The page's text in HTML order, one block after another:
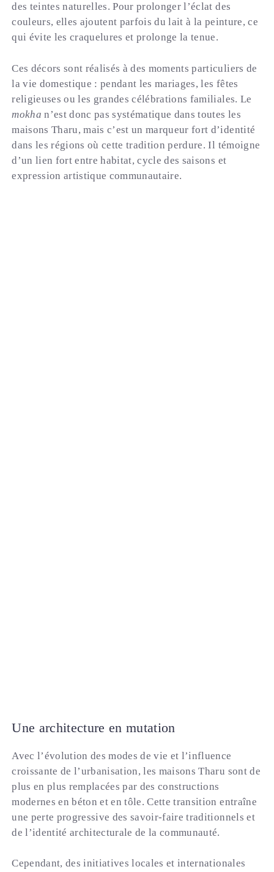
des teintes naturelles. Pour prolonger l’éclat des
couleurs, elles ajoutent parfois du lait à la peinture, ce
qui évite les craquelures et prolonge la tenue.
Ces décors sont réalisés à des moments particuliers de
la vie domestique : pendant les mariages, les fêtes
religieuses ou les grandes célébrations familiales. Le
mokha n’est donc pas systématique dans toutes les
maisons Tharu, mais c’est un marqueur fort d’identité
dans les régions où cette tradition perdure. Il témoigne
d’un lien fort entre habitat, cycle des saisons et
expression artistique communautaire.
Une architecture en mutation
Avec l’évolution des modes de vie et l’influence
croissante de l’urbanisation, les maisons Tharu sont de
plus en plus remplacées par des constructions
modernes en béton et en tôle. Cette transition entraîne
une perte progressive des savoir-faire traditionnels et
de l’identité architecturale de la communauté.
Cependant, des initiatives locales et internationales